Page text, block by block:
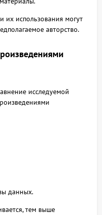
их использования могут
авторство.
исследуемой
данных.
тем выше